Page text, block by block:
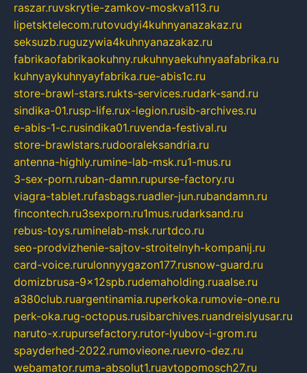
raszar.ruvskrytie-zamkov-moskva113.ru
lipetsktelecom.rutovudyi4kuhnyanazakaz.ru
seksuzb.ruguzywia4kuhnyanazakaz.ru
fabrikaofabrikaokuhny.rukuhnyaekuhnyaafabrika.ru
kuhnyaykuhnyayfabrika.rue-abis1c.ru
store-brawl-stars.rukts-services.rudark-sand.ru
sindika-01.rusp-life.rux-legion.rusib-archives.ru
e-abis-1-c.rusindika01.ruvenda-festival.ru
store-brawlstars.rudooraleksandria.ru
antenna-highly.rumine-lab-msk.ru1-mus.ru
3-sex-porn.ruban-damn.rupurse-factory.ru
viagra-tablet.rufasbags.ruadler-jun.rubandamn.ru
fincontech.ru3sexporn.ru1mus.rudarksand.ru
rebus-toys.ruminelab-msk.rurtdco.ru
seo-prodvizhenie-sajtov-stroitelnyh-kompanij.ru
card-voice.rurulonnyygazon177.rusnow-guard.ru
domizbrusa-9x12spb.rudemaholding.ruaalse.ru
a380club.ruargentinamia.ruperkoka.rumovie-one.ru
perk-oka.rug-octopus.rusibarchives.ruandreislyusar.ru
naruto-x.rupursefactory.rutor-lyubov-i-grom.ru
spayderhed-2022.rumovieone.ruevro-dez.ru
webamator.ruma-absolut1.ruavtopomosch27.ru